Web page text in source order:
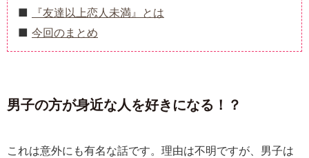
『友達以上恋人未満』とは
今回のまとめ
男子の方が身近な人を好きになる！？
これは意外にも有名な話です。理由は不明ですが、男子は